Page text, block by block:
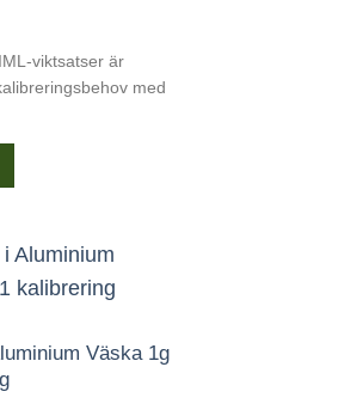
viktsatser är
med
Väska 1g